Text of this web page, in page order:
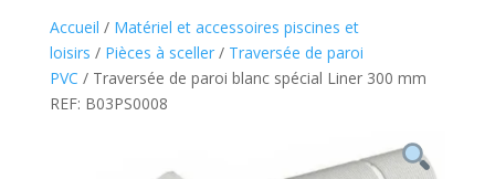
Accueil / Matériel et accessoires piscines et
loisirs / Pièces à sceller/ Traversée de paroi
PVC / Traversée de paroi blanc spécial Liner 300 mm
REF: B03PS0008